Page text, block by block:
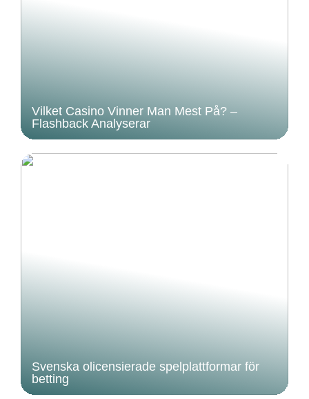
Vilket Casino Vinner Man Mest På? –
Flashback Analyserar
Svenska olicensierade spelplattformar för
betting